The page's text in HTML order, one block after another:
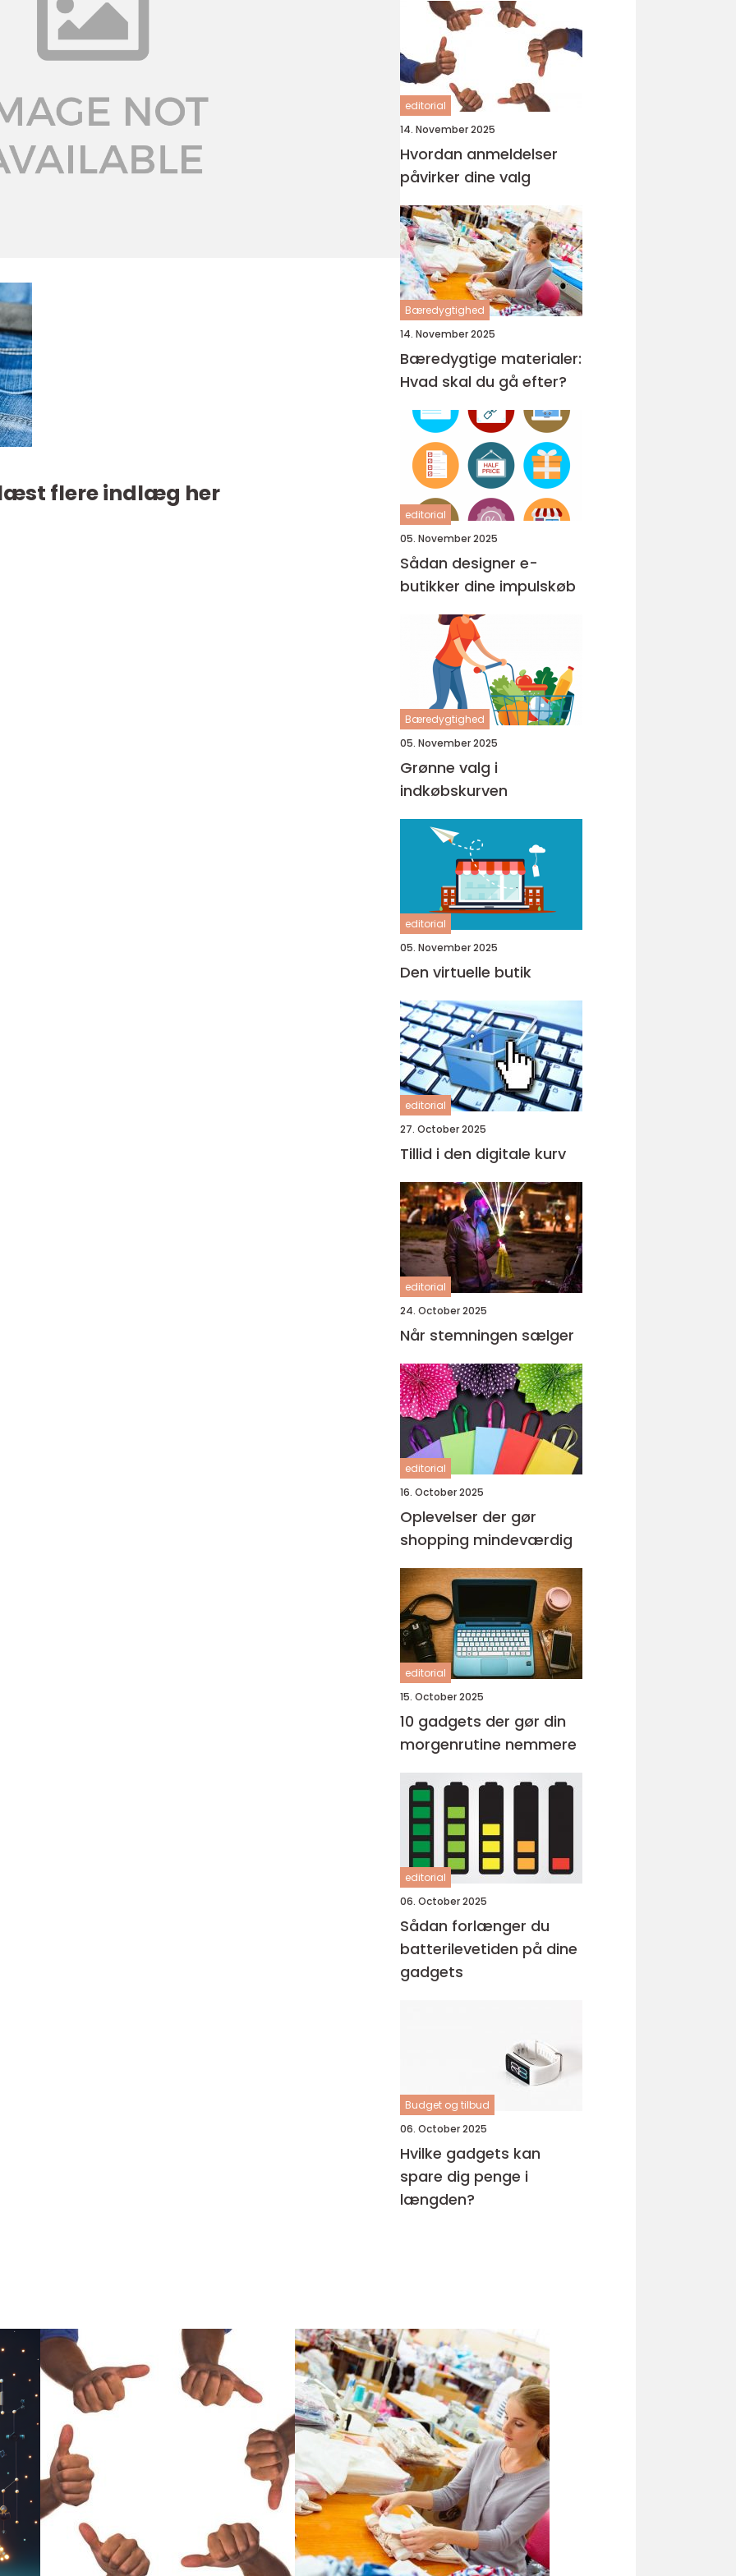
flere indlæg her
editorial
14. November 2025
Hvordan anmeldelser
påvirker dine valg
Bæredygtighed
14. November 2025
Bæredygtige materialer:
Hvad skal du gå efter?
editorial
05. November 2025
Sådan designer e-
butikker dine impulskøb
Bæredygtighed
05. November 2025
Grønne valg i
indkøbskurven
editorial
05. November 2025
Den virtuelle butik
editorial
27. October 2025
Tillid i den digitale kurv
editorial
24. October 2025
Når stemningen sælger
editorial
16. October 2025
Oplevelser der gør
shopping mindeværdig
editorial
15. October 2025
10 gadgets der gør din
morgenrutine nemmere
editorial
06. October 2025
Sådan forlænger du
batterilevetiden på dine
gadgets
Budget og tilbud
06. October 2025
Hvilke gadgets kan
spare dig penge i
længden?